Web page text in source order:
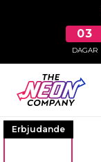
03
DAGAR
Erbjudande